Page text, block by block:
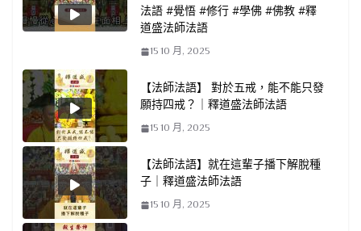
法語 #覺悟 #修行 #學佛 #佛教 #釋
道盛法師法語
15 10 月, 2025
【法師法語】 對於五戒，能不能只發
願持四戒？｜釋道盛法師法語
15 10 月, 2025
【法師法語】就在這輩子播下解脫種
子｜釋道盛法師法語
15 10 月, 2025